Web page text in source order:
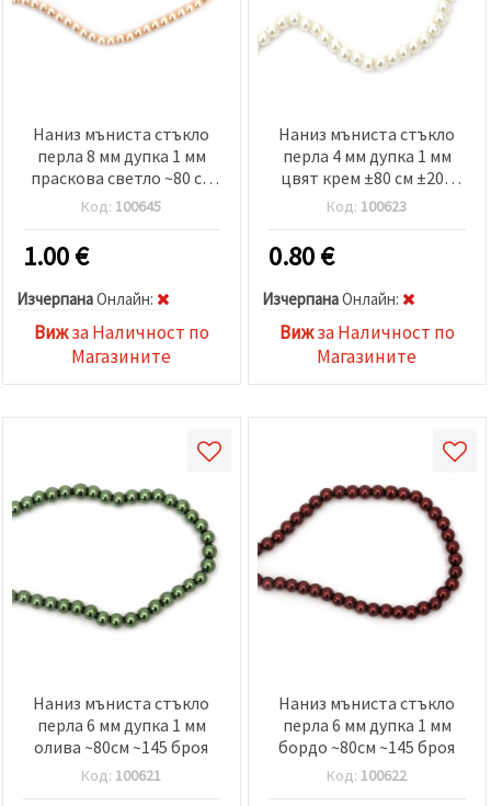
Наниз мъниста стъкло
перла 8 мм дупка 1 мм
праскова светло ~80 см
~110 броя
Код: 100645
1.00€
ИзчерпанаOнлайн:
Вижза Наличност по
Магазините
Наниз мъниста стъкло
перла 4 мм дупка 1 мм
цвят крем ±80 см ±200
броя
Код: 100623
0.80€
ИзчерпанаOнлайн:
Вижза Наличност по
Магазините
Наниз мъниста стъкло
перла 6 мм дупка 1 мм
олива ~80см ~145 броя
Код: 100621
Наниз мъниста стъкло
перла 6 мм дупка 1 мм
бордо ~80см ~145 броя
Код: 100622